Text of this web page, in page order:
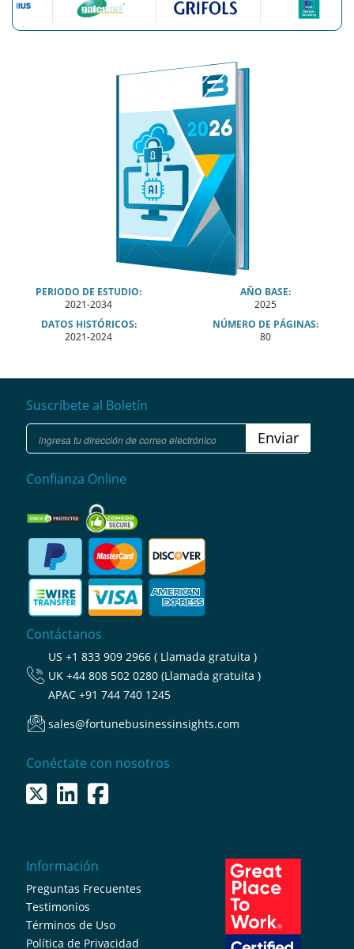
PERIODO DE ESTUDIO:
2021-2034
AÑO BASE:
2025
DATOS HISTÓRICOS:
2021-2024
NÚMERO DE PÁGINAS:
80
Suscríbete al Boletín
Enviar
Confianza Online
Contáctanos
US +1 833 909 2966 ( Llamada gratuita )
UK +44 808 502 0280 (Llamada gratuita )
APAC +91 744 740 1245
sales@fortunebusinessinsights.com
Conéctate con nosotros
Información
Preguntas Frecuentes
Testimonios
Términos de Uso
Política de Privacidad